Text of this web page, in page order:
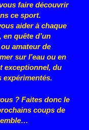
faire découvrir
ce sport.
aider à chaque
quête d’un
amateur de
sur l’eau ou en
exceptionnel, du
expérimentés.
? Faites donc le
coups de